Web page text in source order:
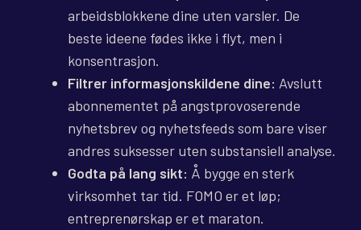
arbeidsblokkene dine uten varsler. De
beste ideene fødes ikke i flyt, men i
konsentrasjon.
Filtrer informasjonskildene dine: Avslutt
abonnementet på angstprovoserende
nyhetsbrev og nyhetsfeeds som bare viser
andres suksesser uten substansiell analyse.
Godta på lang sikt: Å bygge en sterk
virksomhet tar tid. FOMO er et løp;
entreprenørskap er et maraton.